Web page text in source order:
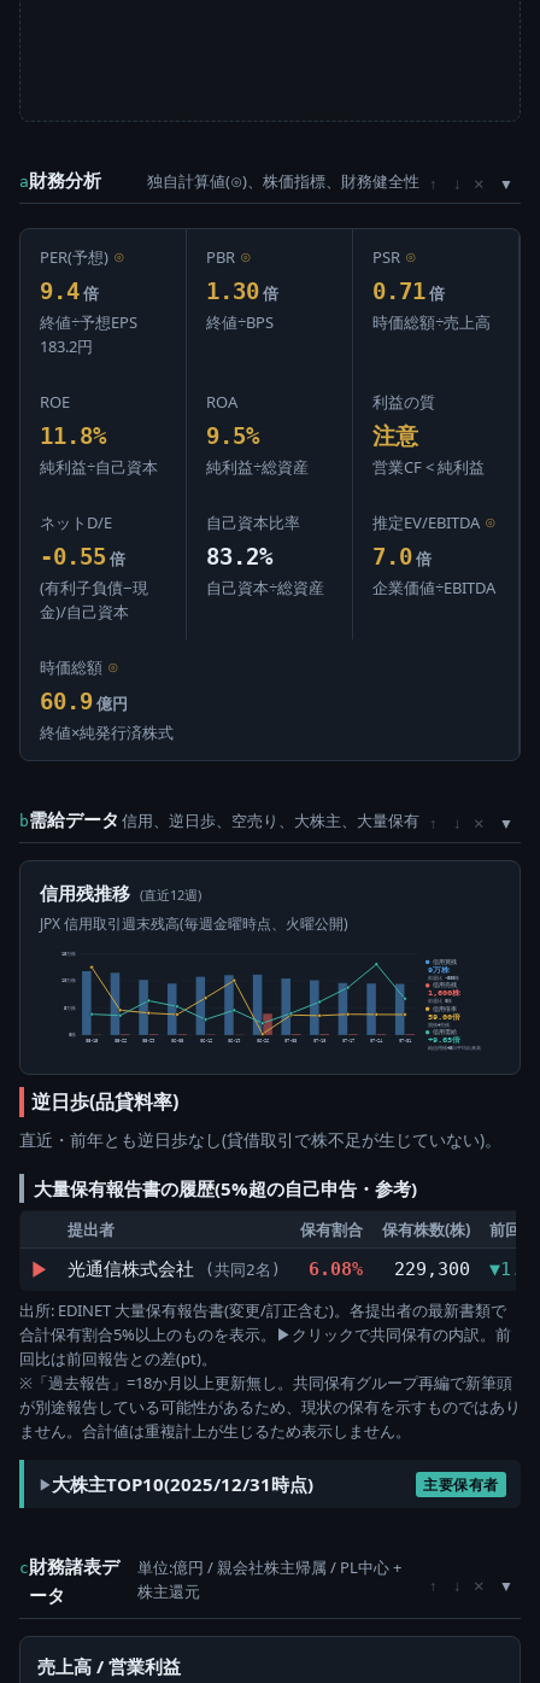
a財務分析 独自計算値(⊙)、株価指標、財務健全性 ↑ ↓ ×
PER(予想) ⊙
9.4 倍
終値÷予想EPS
183.2円
PBR ⊙
1.30 倍
終値÷BPS
PSR ⊙
0.71 倍
時価総額÷売上高
ROE
11.8%
純利益÷自己資本
ROA
9.5%
純利益÷総資産
利益の質
注意
営業CF < 純利益
ネットD/E
-0.55 倍
(有利子負債−現
金)/自己資本
自己資本比率
83.2%
自己資本÷総資産
推定EV/EBITDA ⊙
7.0 倍
企業価値÷EBITDA
時価総額 ⊙
60.9 億円
終値×純発行済株式
b需給データ 信用、逆日歩、空売り、大株主、大量保有 ↑ ↓ ×
信用残推移 (直近12週)
JPX 信用取引週末残高(毎週金曜時点、火曜公開)
0株
5万株
10万株
15万株
05-15 05-22 05-29 06-05 06-12 06-19 06-26 07-03 07-10 07-17 07-24 07-31
信用買残
9万株
前週比 -500株
信用売残
1,600株
前週比 0株
信用倍率
59.00倍
買残÷売残
信用需給
+9.65倍
純信用残÷5日平均出来高
逆日歩(品貸料率)
直近・前年とも逆日歩なし(貸借取引で株不足が生じていない)。
大量保有報告書の履歴(5%超の自己申告・参考)
提出者 保有割合 保有株数(株) 前回比
▶ 光通信株式会社 (共同2名) 6.08% 229,300
出所: EDINET 大量保有報告書(変更/訂正含む)。各提出者の最新書類で
合計保有割合5%以上のものを表示。▶クリックで共同保有の内訳。前
回比は前回報告との差(pt)。
※「過去報告」=18か月以上更新無し。共同保有グループ再編で新筆頭
が別途報告している可能性があるため、現状の保有を示すものではあり
ません。合計値は重複計上が生じるため表示しません。
大株主TOP10(2025/12/31時点) 主要保有者
c財務諸表デ
ータ
単位:億円 / 親会社株主帰属 / PL中心 +
株主還元
↑ ↓ ×
売上高 / 営業利益